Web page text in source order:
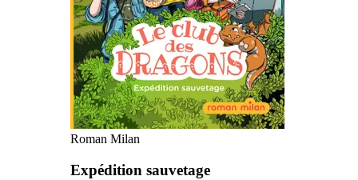
Roman Milan
Expédition sauvetage